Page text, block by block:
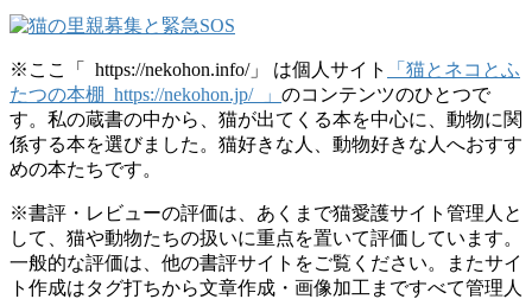
※ここ「 https://nekohon.info/」 は個人サイト
「猫とネコとふ
たつの本棚 https://nekohon.jp/ 」 のコンテンツのひとつで
す。私の蔵書の中から、猫が出てくる本を中心に、動物に関
係する本を選びました。猫好きな人、動物好きな人へおすす
めの本たちです。
※書評・レビューの評価は、あくまで猫愛護サイト管理人と
して、猫や動物たちの扱いに重点を置いて評価しています。
一般的な評価は、他の書評サイトをご覧ください。またサイ
ト作成はタグ打ちから文章作成・画像加工まですべて管理人